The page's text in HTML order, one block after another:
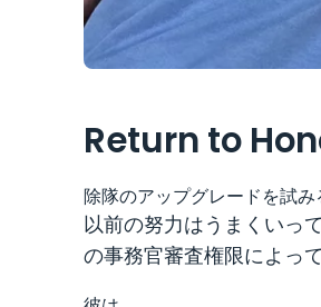
Return to
除隊のアップグレードを試み
以前の努力はうまくいっ
の事務官審査権限によっ